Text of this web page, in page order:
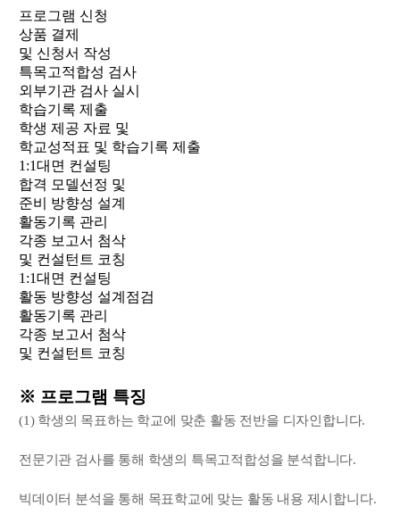
프로그램 신청
상품 결제
및 신청서 작성
특목고적합성 검사
외부기관 검사 실시
학습기록 제출
학생 제공 자료 및
학교성적표 및 학습기록 제출
1:1대면 컨설팅
합격 모델선정 및
준비 방향성 설계
활동기록 관리
각종 보고서 첨삭
및 컨설턴트 코칭
1:1대면 컨설팅
활동 방향성 설계점검
활동기록 관리
각종 보고서 첨삭
및 컨설턴트 코칭
※ 프로그램 특징
(1) 학생의 목표하는 학교에 맞춘 활동 전반을 디자인합니다.
전문기관 검사를 통해 학생의 특목고적합성을 분석합니다.
빅데이터 분석을 통해 목표학교에 맞는 활동 내용 제시합니다.